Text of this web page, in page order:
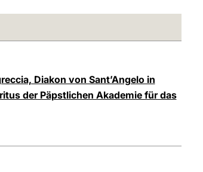
Diakon von Sant’Angelo in
der Päpstlichen Akademie für das